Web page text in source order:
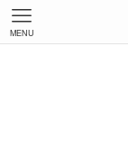
MENU